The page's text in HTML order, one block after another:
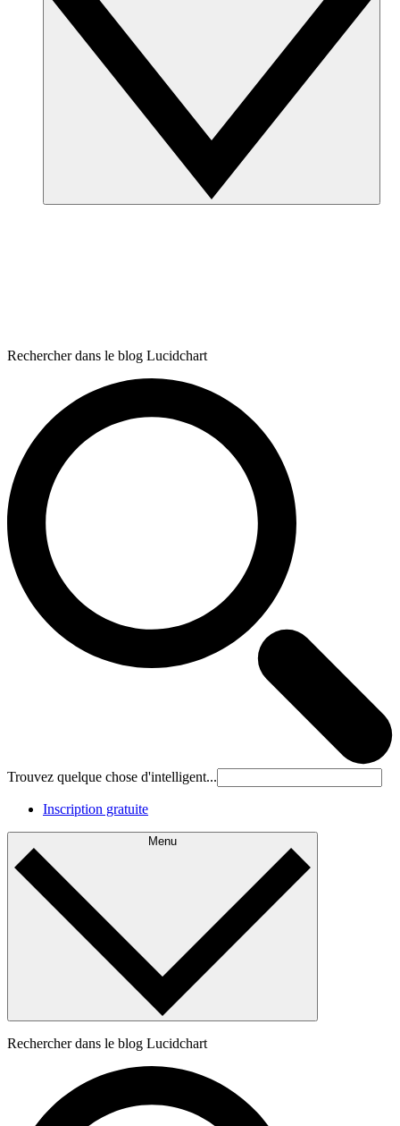
Rechercher dans le blog Lucidchart
Trouvez quelque chose d'intelligent...
Inscription gratuite
Menu
Rechercher dans le blog Lucidchart